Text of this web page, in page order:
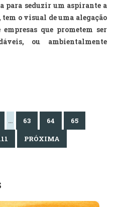
para seduzir um aspirante a
o visual de uma alegação
que prometem ser
ou ambientalmente
… 63 64
65
PRÓXIMA